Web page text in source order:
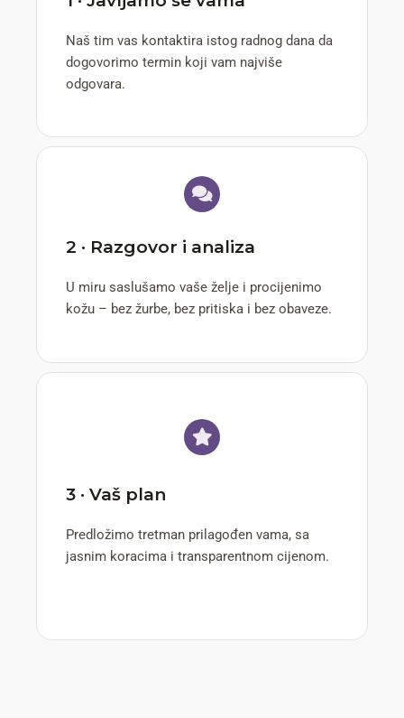
Naš tim vas kontaktira istog radnog dana da
dogovorimo termin koji vam najviše
odgovara.
2 · Razgovor i analiza
U miru saslušamo vaše želje i procijenimo
kožu – bez žurbe, bez pritiska i bez obaveze.
3 · Vaš plan
Predložimo tretman prilagođen vama, sa
jasnim koracima i transparentnom cijenom.